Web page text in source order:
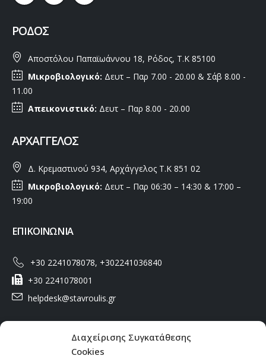
Διαχείρισης Συγκατάθεσης
Cookies
ΡΌΔΟΣ
Αποστόλου Παπαϊωάννου 18, Ρόδος, Τ.Κ 85100
Μικροβιολογικό: Δευτ – Παρ 7.00 - 20.00 & Σάβ 8.00 -
11.00
Απεικονιστικό: Δευτ – Παρ 8.00 - 20.00
ΑΡΧΆΓΓΕΛΟΣ
Δ. Κρεμαστινού 934, Αρχάγγελος Τ.Κ 851 02
Μικροβιολογικό: Δευτ – Παρ 06:30 – 14:30 & 17:00 –
19:00
ΕΠΙΚΟΙΝΩΝΙΑ
+30 2241078078, +302241036840
+30 2241078001
helpdesk@stavroulis.gr
Πολιτική Απορρήτου